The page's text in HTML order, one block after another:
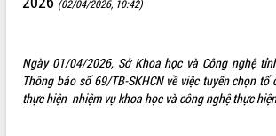
SỞ, BAN, NGÀNH
UBND CÁC XÃ, PHƯỜNG
(02/04/2026, 10:42)
Ngày 01/04/2026, Sở Khoa học và Công nghệ
Thông báo số 69/TB-SKHCN về việc tuyển chọn
thực hiện nhiệm vụ khoa học và công nghệ thực